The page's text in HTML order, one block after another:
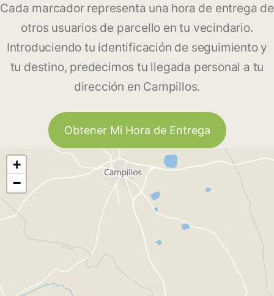
Cada marcador representa una hora de entrega de
otros usuarios de parcello en tu vecindario.
Introduciendo tu identificación de seguimiento y
tu destino, predecimos tu llegada personal a tu
dirección en Campillos.
Obtener Mi Hora de Entrega
+
−